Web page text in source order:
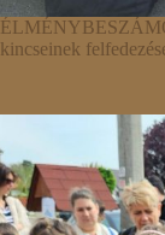
kincseinek